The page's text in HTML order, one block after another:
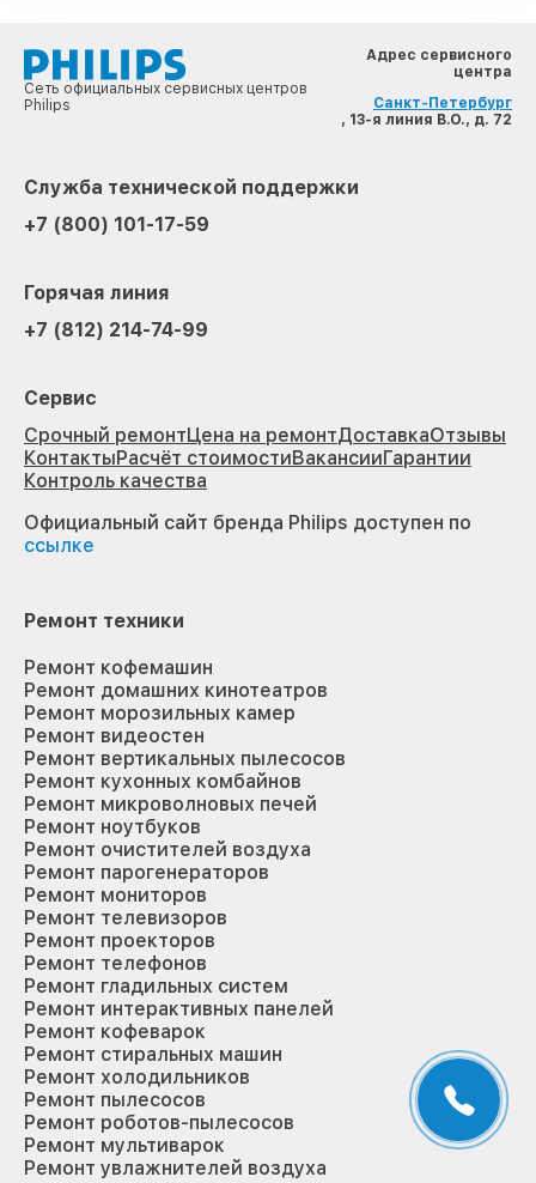
Сеть официальных сервисных центров
Philips
Адрес сервисного
центра
Санкт-Петербург
, 13-я линия В.О., д. 72
Служба технической поддержки
+7 (800) 101-17-59
Горячая линия
+7 (812) 214-74-99
Сервис
Срочный ремонтЦена на ремонтДоставкаОтзывы
КонтактыРасчёт стоимостиВакансииГарантии
Контроль качества
Официальный сайт бренда Philips доступен по
ссылке
Ремонт техники
Ремонт кофемашин
Ремонт домашних кинотеатров
Ремонт морозильных камер
Ремонт видеостен
Ремонт вертикальных пылесосов
Ремонт кухонных комбайнов
Ремонт микроволновых печей
Ремонт ноутбуков
Ремонт очистителей воздуха
Ремонт парогенераторов
Ремонт мониторов
Ремонт телевизоров
Ремонт проекторов
Ремонт телефонов
Ремонт гладильных систем
Ремонт интерактивных панелей
Ремонт кофеварок
Ремонт стиральных машин
Ремонт холодильников
Ремонт пылесосов
Ремонт роботов-пылесосов
Ремонт мультиварок
Ремонт увлажнителей воздуха